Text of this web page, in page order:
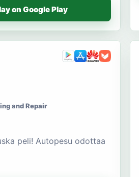
on Google Play
and Repair
peli! Autopesu odottaa